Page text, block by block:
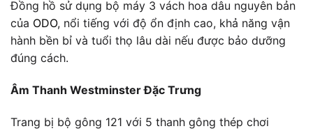
Đồng hồ sử dụng bộ máy 3 vách hoa dâu nguyên bản
của ODO, nổi tiếng với độ ổn định cao, khả năng vận
hành bền bỉ và tuổi thọ lâu dài nếu được bảo dưỡng
đúng cách.
Âm Thanh Westminster Đặc Trưng
Trang bị bộ gông 121 với 5 thanh gông thép chơi